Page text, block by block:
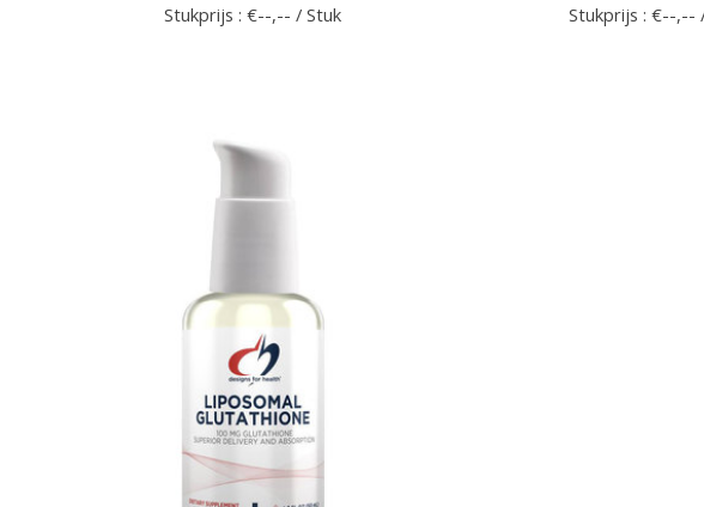
Stukprijs : €--,-- / Stuk Stukprijs : €--,--